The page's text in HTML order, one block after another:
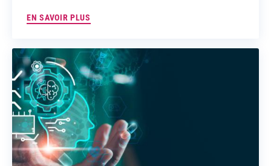
EN SAVOIR PLUS